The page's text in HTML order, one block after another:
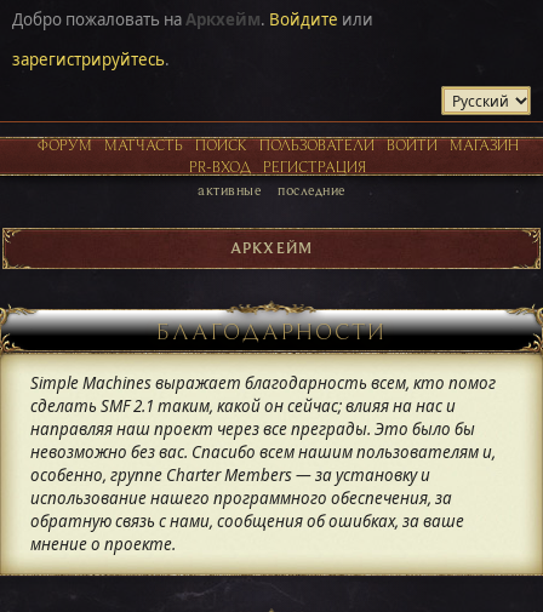
Добро пожаловать наАркхейм. Войдите или
зарегистрируйтесь.
ФОРУМ МАТЧАСТЬ ПОИСК ПОЛЬЗОВАТЕЛИ ВОЙТИ
МАГАЗИН
PR-ВХОД
РЕГИСТРАЦИЯ
активные последние
АРКХЕЙМ
БЛАГОДАРНОСТИ
Simple Machines выражает благодарность всем, кто помог
сделать SMF 2.1 таким, какой он сейчас; влияя на нас и
направляя наш проект через все преграды. Это было бы
невозможно без вас. Спасибо всем нашим пользователям и,
особенно, группе Charter Members — за установку и
использование нашего программного обеспечения, за
обратную связь с нами, сообщения об ошибках, за ваше
мнение о проекте.